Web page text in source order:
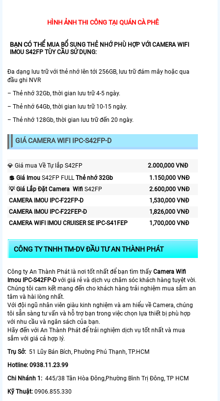
HÌNH ẢNH THI CÔNG TẠI QUÁN CÀ PHÊ
BẠN CÓ THỂ MUA BỔ SUNG THẺ NHỚ PHÙ HỢP VỚI CAMERA WIFI
IMOU S42FP TÙY CẦU SỬ DỤNG:
Đa dạng lưu trữ với thẻ nhớ lên tới 256GB, lưu trữ đám mây hoặc qua
đầu ghi NVR
– Thẻ nhớ 32Gb, thời gian lưu trữ 4-5 ngày.
– Thẻ nhớ 64Gb, thời gian lưu trữ 10-15 ngày.
– Thẻ nhớ 128Gb, thời gian lưu trữ đến 20 ngày.
GIÁ CAMERA WIFI IPC-S42FP-D
💎 Giá mua Về Tự lắp S42FP
2.000,000 VNĐ
💲 Giá Imou S42FP FULLThẻ nhớ 32Gb
1.150,000 VNĐ
💡 Giá Lắp Đặt Camera Wifi S42FP
2.600,000 VNĐ
CAMERA IMOU IPC-F22FP-D
1,530,000 VNĐ
CAMERA IMOU IPC-F22FEP-D
1,826,000 VNĐ
CAMERA WIFI IMOU CRUISER SE IPC-S41FEP
1,700,000 VNĐ
CÔNG TY TNHH TM-DV ĐẦU TƯ AN THÀNH PHÁT
Công ty An Thành Phát là nơi tốt nhất để bạn tìm thấy Camera Wifi
Imou IPC-S42FP-D với giá rẻ và dịch vụ chăm sóc khách hàng tuyệt vời.
Chúng tôi cam kết mang đến cho khách hàng trải nghiệm mua sắm an
tâm và hài lòng nhất.
Với đội ngũ nhân viên giàu kinh nghiệm và am hiểu về Camera, chúng
tôi sẵn sàng tư vấn và hỗ trợ bạn trong việc chọn lựa thiết bị phù hợp
với nhu cầu và ngân sách của bạn.
Hãy đến với An Thành Phát để trải nghiệm dịch vụ tốt nhất và mua
sắm với giá cả hợp lý.
Trụ Sở: 51 Lũy Bán Bích, Phường Phú Thạnh, TP.HCM
Hotline: 0938.11.23.99
Chi Nhánh 1: 445/38 Tân Hòa Đông,Phường Bình Trị Đông, TP HCM
Kỹ Thuật: 0906.855.330